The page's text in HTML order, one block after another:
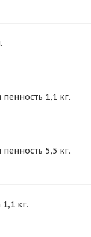
1,1 кг.
5,5 кг.
кг.